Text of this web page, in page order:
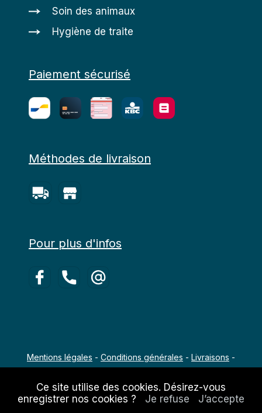
Soin des animaux
Hygiène de traite
Paiement sécurisé
Méthodes de livraison
Pour plus d'infos
Mentions légales - Conditions générales - Livraisons -
Ce site utilise des cookies. Désirez-vous
enregistrer nos cookies ?
Je refuse J’accepte